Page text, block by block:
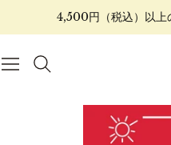
4,500円（税込）以上